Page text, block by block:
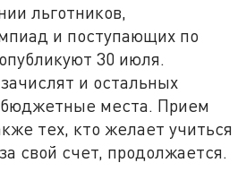
льготников,
и поступающих по
30 июля.
и остальных
места. Прием
тех, кто желает учиться
свой счет, продолжается.